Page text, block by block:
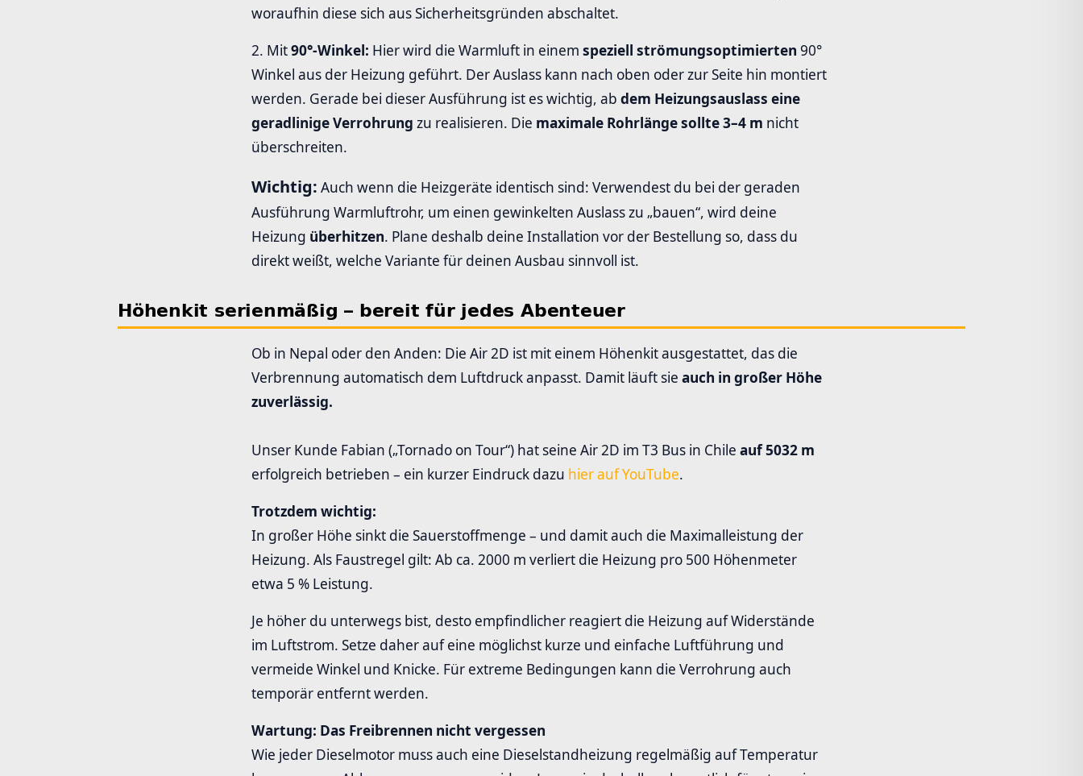
woraufhin diese sich aus Sicherheitsgründen abschaltet.
2. Mit90°-Winkel: Hier wird die Warmluft in einem speziell strömungsoptimierten 90°
Winkel aus der Heizung geführt. Der Auslass kann nach oben oder zur Seite hin montiert
werden. Gerade bei dieser Ausführung ist es wichtig, ab dem Heizungsauslass eine
geradlinige Verrohrung zu realisieren. Die maximale Rohrlänge sollte 3–4 m nicht
überschreiten.
Wichtig: Auch wenn die Heizgeräte identisch sind: Verwendest du bei der geraden
Ausführung Warmluftrohr, um einen gewinkelten Auslass zu „bauen“, wird deine
Heizung überhitzen. Plane deshalb deine Installation vor der Bestellung so, dass du
direkt weißt, welche Variante für deinen Ausbau sinnvoll ist.
Höhenkit serienmäßig – bereit für jedes Abenteuer
Ob in Nepal oder den Anden: Die Air 2D ist mit einem Höhenkit ausgestattet, das die
Verbrennung automatisch dem Luftdruck anpasst. Damit läuft sie auch in großer Höhe
zuverlässig.
Unser Kunde Fabian („Tornado on Tour“) hat seine Air 2D im T3 Bus in Chile auf 5032 m
erfolgreich betrieben – ein kurzer Eindruck dazu hier auf YouTube.
Trotzdem wichtig:
In großer Höhe sinkt die Sauerstoffmenge – und damit auch die Maximalleistung der
Heizung. Als Faustregel gilt: Ab ca. 2000 m verliert die Heizung pro 500 Höhenmeter
etwa 5 % Leistung.
Je höher du unterwegs bist, desto empfindlicher reagiert die Heizung auf Widerstände
im Luftstrom. Setze daher auf eine möglichst kurze und einfache Luftführung und
vermeide Winkel und Knicke. Für extreme Bedingungen kann die Verrohrung auch
temporär entfernt werden.
Wartung: Das Freibrennen nicht vergessen
Wie jeder Dieselmotor muss auch eine Dieselstandheizung regelmäßig auf Temperatur